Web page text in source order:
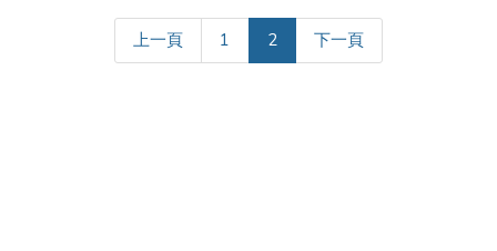
上一頁 1 2(current)
下一頁